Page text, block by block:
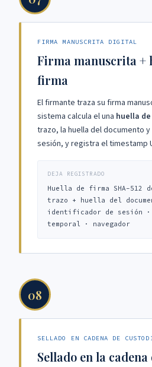
FIRMA MANUSCRITA DIGITAL
Firma manuscrita +
firma
El firmante traza su firma
sistema calcula el una huella
trazo, la huella del documento
sesión, y registra el timestamp
DEJA REGISTRADO
Huella de firma SHA-512
trazo + huella del
identificador de sesión
temporal · navegador
08
SELLADO EN CADENA DE
Sellado en la